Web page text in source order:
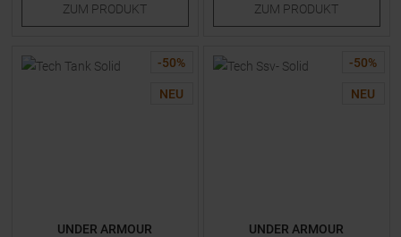
ZUM PRODUKT ZUM PRODUKT
-50%
NEU
UNDER ARMOUR
-50%
NEU
UNDER ARMOUR